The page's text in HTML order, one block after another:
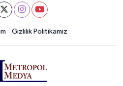
Gizlilik Politikamız